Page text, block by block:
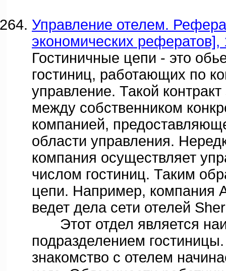
Управление отелем.
экономических рефератов],
Гостиничные цепи - это
гостиниц, работающих по
управление. Такой
между собственником
компанией,
области управления.
компания осуществляет
числом гостиниц. Таким
цепи. Например, компания
ведет дела сети отелей
Этот отдел является
подразделением
знакомство с отелем